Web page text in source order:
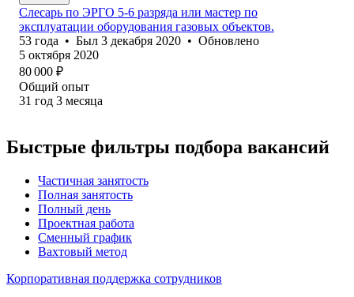
Слесарь по ЭРГО 5-6 разряда или мастер по
эксплуатации оборудования газовых объектов.
53 года • Был 3 декабря 2020 • Обновлено
5 октября 2020
80 000 ₽
Общий опыт
31 год 3 месяца
Быстрые фильтры подбора вакансий
Частичная занятость
Полная занятость
Полный день
Проектная работа
Сменный график
Вахтовый метод
Корпоративная поддержка сотрудников